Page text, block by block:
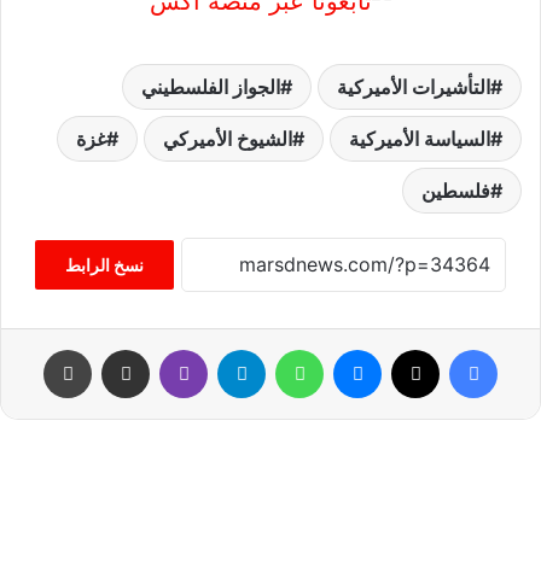
التأشيرات الأميركية الجواز الفلسطيني
السياسة الأميركية الشيوخ الأميركي غزة
فلسطين
نسخ الرابط
فيسبوك ماسنجر واتساب تيلقرام ڤايبر مشاركة عبر البريد